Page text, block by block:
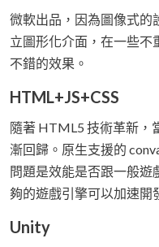
微軟出品，因為圖像式的
立圖形化介面，在一些不
不錯的效果。
HTML+JS+CSS
隨著 HTML5 技術革新，
漸回歸。原生支援的
問題是效能是否跟一般遊
夠的遊戲引擎可以加速開
Unity